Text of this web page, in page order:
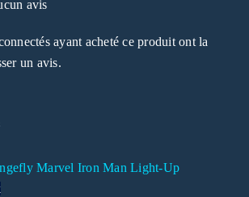
avis
ayant acheté ce produit ont la
un avis.